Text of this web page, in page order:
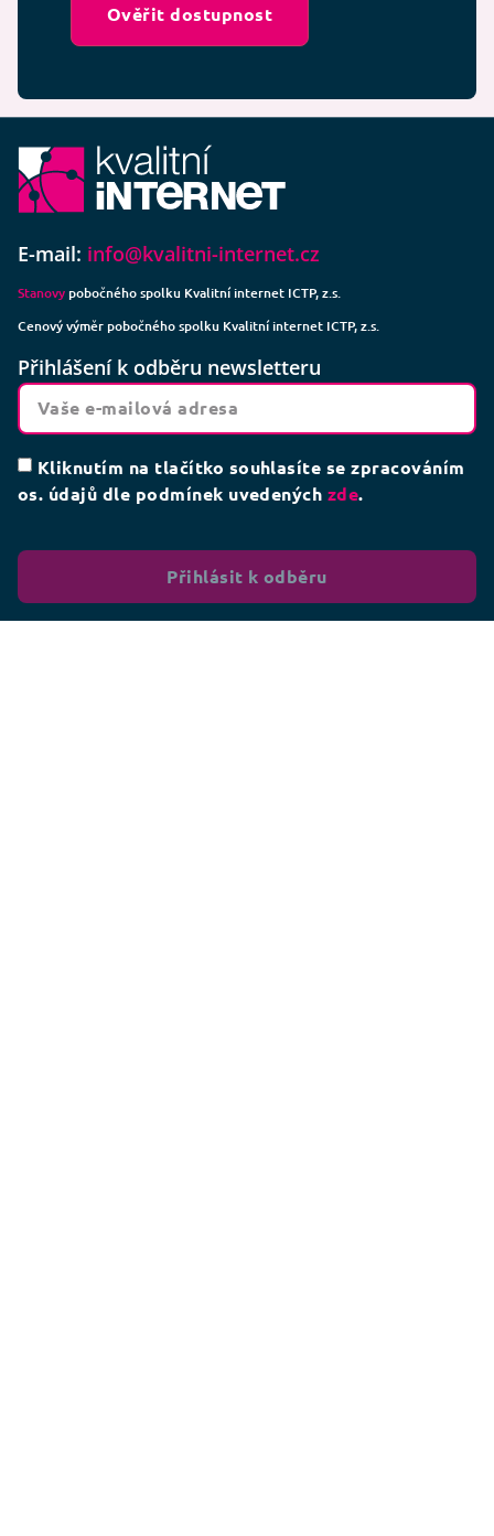
Ověřit dostupnost
E-mail: info@kvalitni-internet.cz
Stanovy pobočného spolku Kvalitní internet ICTP, z.s.
Cenový výměr pobočného spolku Kvalitní internet ICTP, z.s.
Přihlášení k odběru newsletteru
Kliknutím na tlačítko souhlasíte se zpracováním
os. údajů dle podmínek uvedených zde.
Přihlásit k odběru